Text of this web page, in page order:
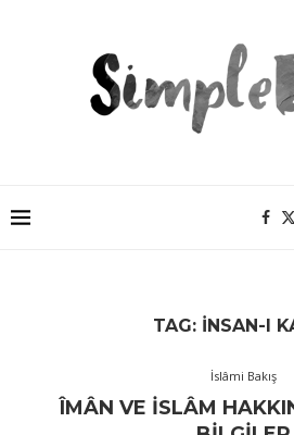
TAG: INSAN-I
İslâmi Bakış
ÎMÂN VE İSLÂM